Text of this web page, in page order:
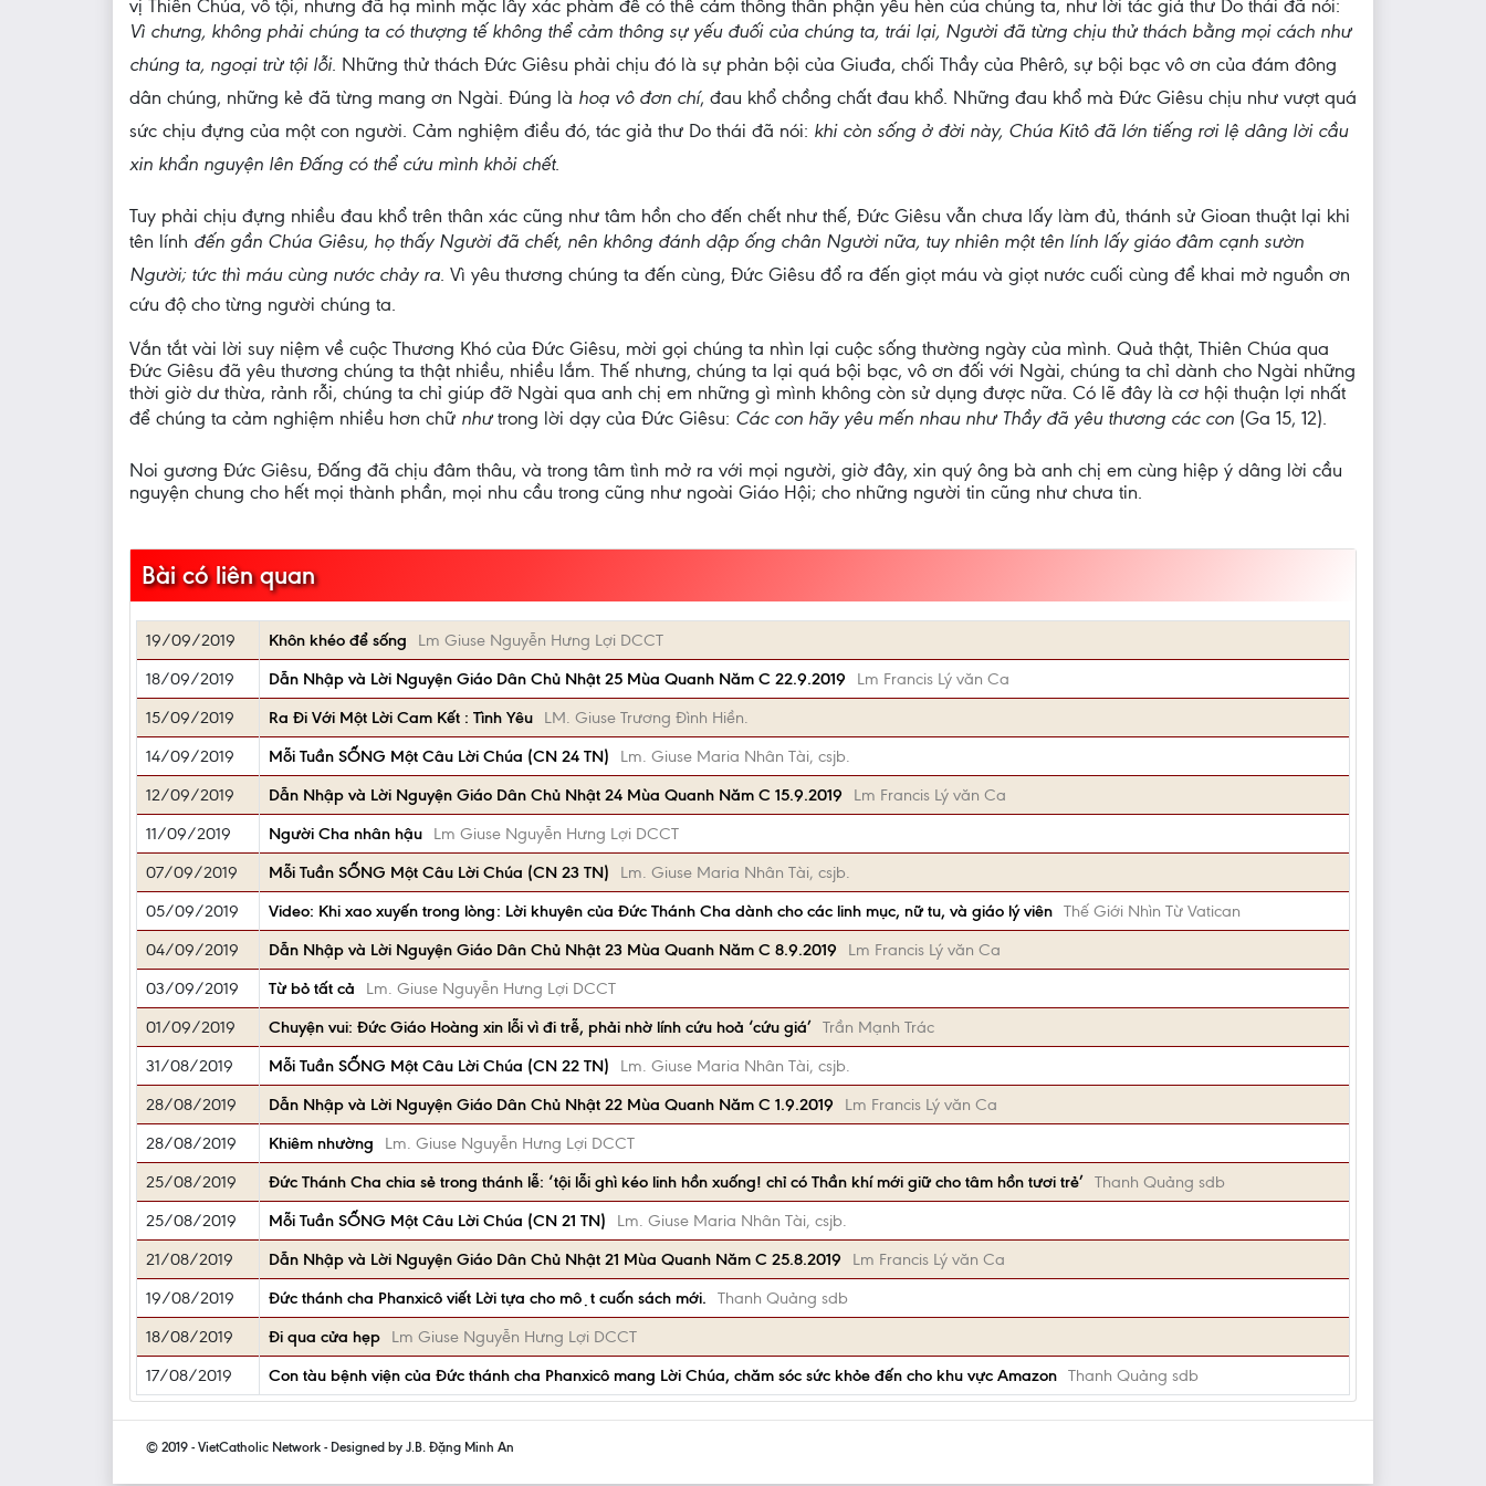
vị Thiên Chúa, vô tội, nhưng đã hạ mình mặc lấy xác phàm để có thể cảm thông thân phận yếu hèn của chúng ta, như lời tác giả thư Do thái đã nói:
Vì chưng, không phải chúng ta có thượng tế không thể cảm thông sự yếu đuối của chúng ta, trái lại, Người đã từng chịu thử thách bằng mọi cách như
chúng ta, ngoại trừ tội lỗi. Những thử thách Đức Giêsu phải chịu đó là sự phản bội của Giuđa, chối Thầy của Phêrô, sự bội bạc vô ơn của đám đông
dân chúng, những kẻ đã từng mang ơn Ngài. Đúng là  hoạ vô đơn chí, đau khổ chồng chất đau khổ. Những đau khổ mà Đức Giêsu chịu như vượt quá
sức chịu đựng của một con người. Cảm nghiệm điều đó, tác giả thư Do thái đã nói:  khi còn sống ở đời này, Chúa Kitô đã lớn tiếng rơi lệ dâng lời cầu
xin khẩn nguyện lên Đấng có thể cứu mình khỏi chết.
Tuy phải chịu đựng nhiều đau khổ trên thân xác cũng như tâm hồn cho đến chết như thế, Đức Giêsu vẫn chưa lấy làm đủ, thánh sử Gioan thuật lại khi
tên lính  đến gần Chúa Giêsu, họ thấy Người đã chết, nên không đánh dập ống chân Người nữa, tuy nhiên một tên lính lấy giáo đâm cạnh sườn
Người; tức thì máu cùng nước chảy ra. Vì yêu thương chúng ta đến cùng, Đức Giêsu đổ ra đến giọt máu và giọt nước cuối cùng để khai mở nguồn ơn
cứu độ cho từng người chúng ta.
Vắn tắt vài lời suy niệm về cuộc Thương Khó của Đức Giêsu, mời gọi chúng ta nhìn lại cuộc sống thường ngày của mình. Quả thật, Thiên Chúa qua
Đức Giêsu đã yêu thương chúng ta thật nhiều, nhiều lắm. Thế nhưng, chúng ta lại quá bội bạc, vô ơn đối với Ngài, chúng ta chỉ dành cho Ngài những
thời giờ dư thừa, rảnh rỗi, chúng ta chỉ giúp đỡ Ngài qua anh chị em những gì mình không còn sử dụng được nữa. Có lẽ đây là cơ hội thuận lợi nhất
để chúng ta cảm nghiệm nhiều hơn chữ  như trong lời dạy của Đức Giêsu:  Các con hãy yêu mến nhau như Thầy đã yêu thương các con  (Ga 15, 12).
Noi gương Đức Giêsu, Đấng đã chịu đâm thâu, và trong tâm tình mở ra với mọi người, giờ đây, xin quý ông bà anh chị em cùng hiệp ý dâng lời cầu
nguyện chung cho hết mọi thành phần, mọi nhu cầu trong cũng như ngoài Giáo Hội; cho những người tin cũng như chưa tin.
Bài có liên quan
19/09/2019 Khôn khéo để sống
Lm Giuse Nguyễn Hưng Lợi DCCT
18/09/2019
Dẫn Nhập và Lời Nguyện Giáo Dân Chủ Nhật 25 Mùa Quanh Năm C 22.9.2019
Lm Francis Lý văn Ca
15/09/2019
Ra Đi Với Một Lời Cam Kết : Tình Yêu
LM. Giuse Trương Đình Hiền.
14/09/2019
Mỗi Tuần SỐNG Một Câu Lời Chúa (CN 24 TN)
Lm. Giuse Maria Nhân Tài, csjb.
12/09/2019
Dẫn Nhập và Lời Nguyện Giáo Dân Chủ Nhật 24 Mùa Quanh Năm C 15.9.2019
Lm Francis Lý văn Ca
11/09/2019
Người Cha nhân hậu
Lm Giuse Nguyễn Hưng Lợi DCCT
07/09/2019
Mỗi Tuần SỐNG Một Câu Lời Chúa (CN 23 TN)
Lm. Giuse Maria Nhân Tài, csjb.
05/09/2019
Video: Khi xao xuyến trong lòng: Lời khuyên của Đức Thánh Cha dành cho các linh mục, nữ tu, và giáo lý viên Thế Giới Nhìn Từ Vatican
04/09/2019
Dẫn Nhập và Lời Nguyện Giáo Dân Chủ Nhật 23 Mùa Quanh Năm C 8.9.2019
Lm Francis Lý văn Ca
03/09/2019
Từ bỏ tất cả
Lm. Giuse Nguyễn Hưng Lợi DCCT
01/09/2019
Chuyện vui: Đức Giáo Hoàng xin lỗi vì đi trễ, phải nhờ lính cứu hoả ‘cứu giá’ Trần Mạnh Trác
31/08/2019
Mỗi Tuần SỐNG Một Câu Lời Chúa (CN 22 TN)
Lm. Giuse Maria Nhân Tài, csjb.
28/08/2019
Dẫn Nhập và Lời Nguyện Giáo Dân Chủ Nhật 22 Mùa Quanh Năm C 1.9.2019
Lm Francis Lý văn Ca
28/08/2019
Khiêm nhường
Lm. Giuse Nguyễn Hưng Lợi DCCT
25/08/2019
Đức Thánh Cha chia sẻ trong thánh lễ: ‘tội lỗi ghì kéo linh hồn xuống! chỉ có Thần khí mới giữ cho tâm hồn tươi trẻ’ Thanh Quảng sdb
25/08/2019
Mỗi Tuần SỐNG Một Câu Lời Chúa (CN 21 TN)
Lm. Giuse Maria Nhân Tài, csjb.
21/08/2019
Dẫn Nhập và Lời Nguyện Giáo Dân Chủ Nhật 21 Mùa Quanh Năm C 25.8.2019
Lm Francis Lý văn Ca
19/08/2019
Đức thánh cha Phanxicô viết Lời tựa cho một cuốn sách mới.
Thanh Quảng sdb
18/08/2019
Đi qua cửa hẹp
Lm Giuse Nguyễn Hưng Lợi DCCT
17/08/2019
Con tàu bệnh viện của Đức thánh cha Phanxicô mang Lời Chúa, chăm sóc sức khỏe đến cho khu vực Amazon Thanh Quảng sdb
© 2019 - VietCatholic Network - Designed by J.B. Đặng Minh An